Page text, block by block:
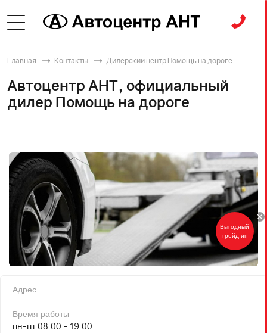
Главная Контакты Дилерский центр Помощь на дороге
Автоцентр АНТ, официальный
дилер Помощь на дороге
Адрес
Время работы
пн-пт 08:00 - 19:00
Выгодный
трейд-ин